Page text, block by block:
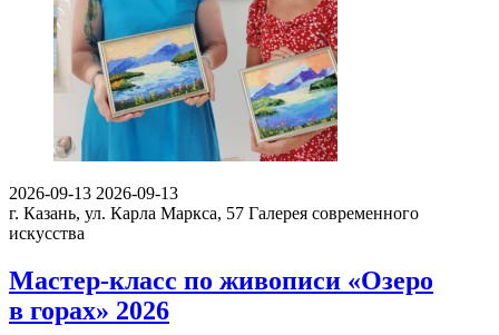
2026-09-13 2026-09-13
г. Казань, ул. Карла Маркса, 57 Галерея современного
искусства
Мастер-класс по живописи «Озеро
в горах» 2026